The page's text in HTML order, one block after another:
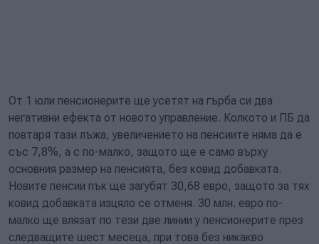
От 1 юли пенсионерите ще усетят на гърба си два
негативни ефекта от новото управление. Колкото и ПБ да
повтаря тази лъжа, увеличението на пенсиите няма да е
със 7,8%, а с по-малко, защото ще е само върху
основния размер на пенсията, без ковид добавката.
Новите пенсии пък ще загубят 30,68 евро, защото за тях
ковид добавката изцяло се отменя. 30 млн. евро по-
малко ще влязат по тези две линии у пенсионерите през
следващите шест месеца, при това без никакво